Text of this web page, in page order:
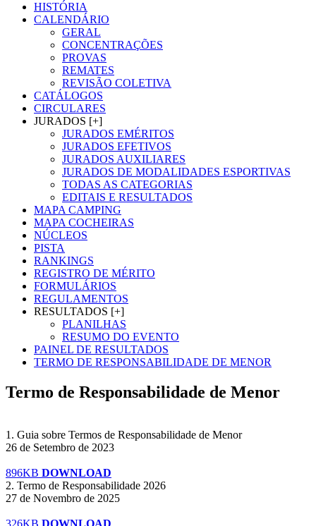
HISTÓRIA
CALENDÁRIO
GERAL
CONCENTRAÇÕES
PROVAS
REMATES
REVISÃO COLETIVA
CATÁLOGOS
CIRCULARES
JURADOS [+]
JURADOS EMÉRITOS
JURADOS EFETIVOS
JURADOS AUXILIARES
JURADOS DE MODALIDADES ESPORTIVAS
TODAS AS CATEGORIAS
EDITAIS E RESULTADOS
MAPA CAMPING
MAPA COCHEIRAS
NÚCLEOS
PISTA
RANKINGS
REGISTRO DE MÉRITO
FORMULÁRIOS
REGULAMENTOS
RESULTADOS [+]
PLANILHAS
RESUMO DO EVENTO
PAINEL DE RESULTADOS
TERMO DE RESPONSABILIDADE DE MENOR
Termo de Responsabilidade de Menor
1. Guia sobre Termos de Responsabilidade de Menor
26 de Setembro de 2023
896KB DOWNLOAD
2. Termo de Responsabilidade 2026
27 de Novembro de 2025
326KB DOWNLOAD